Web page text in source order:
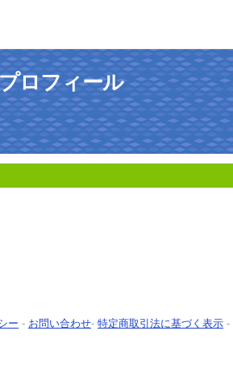
ロフィール
ー - お問い合わせ- 特定商取引法に基づく表示 -